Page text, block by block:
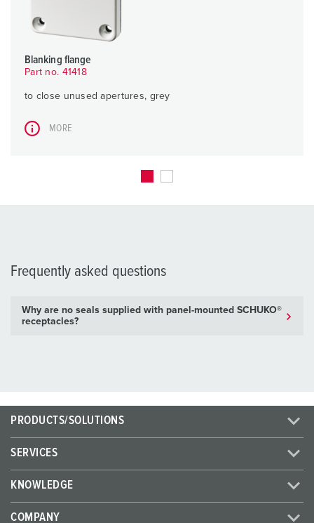
Blanking flange
Part no. 41418
to close unused apertures, grey
MORE
Frequently asked questions
Why are no seals supplied with panel-mounted SCHUKO®
receptacles?
PRODUCTS/SOLUTIONS
SERVICES
KNOWLEDGE
COMPANY